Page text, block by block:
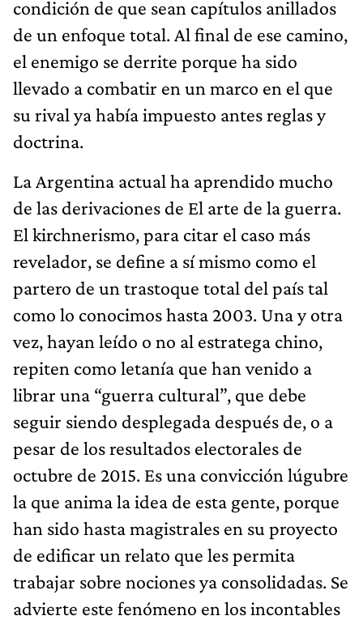
condición de que sean capítulos anillados
de un enfoque total. Al final de ese camino,
el enemigo se derrite porque ha sido
llevado a combatir en un marco en el que
su rival ya había impuesto antes reglas y
doctrina.
La Argentina actual ha aprendido mucho
de las derivaciones de El arte de la guerra.
El kirchnerismo, para citar el caso más
revelador, se define a sí mismo como el
partero de un trastoque total del país tal
como lo conocimos hasta 2003. Una y otra
vez, hayan leído o no al estratega chino,
repiten como letanía que han venido a
librar una “guerra cultural”, que debe
seguir siendo desplegada después de, o a
pesar de los resultados electorales de
octubre de 2015. Es una convicción lúgubre
la que anima la idea de esta gente, porque
han sido hasta magistrales en su proyecto
de edificar un relato que les permita
trabajar sobre nociones ya consolidadas. Se
advierte este fenómeno en los incontables